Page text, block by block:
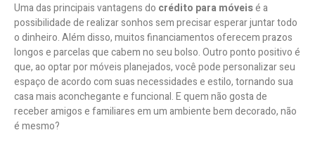
Uma das principais vantagens do crédito para móveisé a
possibilidade de realizar sonhos sem precisar esperar juntar todo
o dinheiro. Além disso, muitos financiamentos oferecem prazos
longos e parcelas que cabem no seu bolso. Outro ponto positivo é
que, ao optar por móveis planejados, você pode personalizar seu
espaço de acordo com suas necessidades e estilo, tornando sua
casa mais aconchegante e funcional. E quem não gosta de
receber amigos e familiares em um ambiente bem decorado, não
é mesmo?